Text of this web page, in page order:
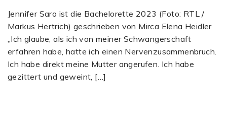
Jennifer Saro ist die Bachelorette 2023 (Foto: RTL /
Markus Hertrich) geschrieben von Mirca Elena Heidler
„Ich glaube, als ich von meiner Schwangerschaft
erfahren habe, hatte ich einen Nervenzusammenbruch.
Ich habe direkt meine Mutter angerufen. Ich habe
gezittert und geweint, […]